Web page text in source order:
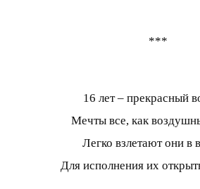
***
16 лет – прекрасный
Мечты все, как
Легко взлетают они в
Для исполнения их